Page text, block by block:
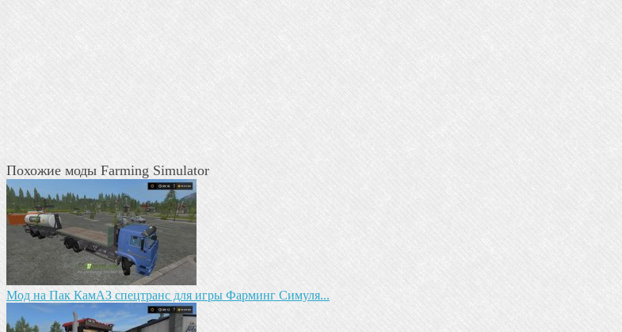
Похожие моды Farming Simulator
Mод на Пак КамАЗ спецтранс для игры Фарминг Симуля...